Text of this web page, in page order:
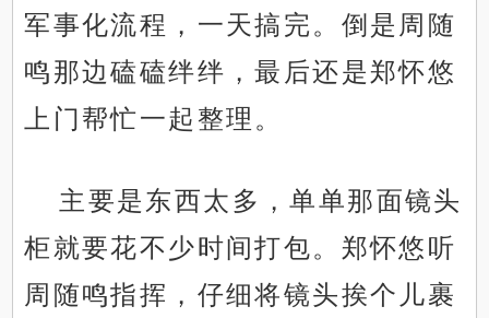
军事化流程，一天搞完。倒是周随
鸣那边磕磕绊绊，最后还是郑怀悠
上门帮忙一起整理。
主要是东西太多，单单那面镜头
柜就要花不少时间打包。郑怀悠听
周随鸣指挥，仔细将镜头挨个儿裹